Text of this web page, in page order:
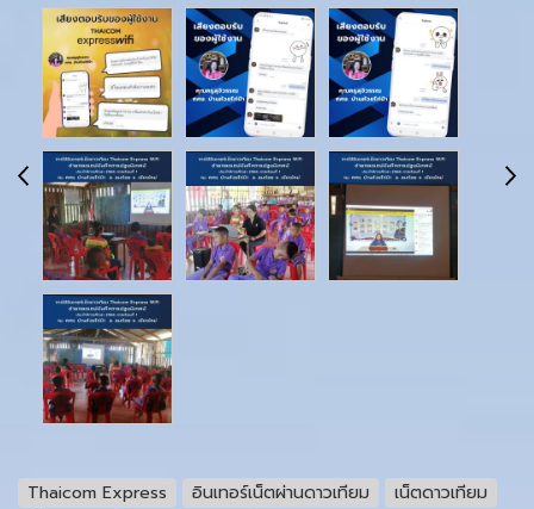
Thaicom Express อินเทอร์เน็ตผ่านดาวเทียม
เน็ตดาวเทียม